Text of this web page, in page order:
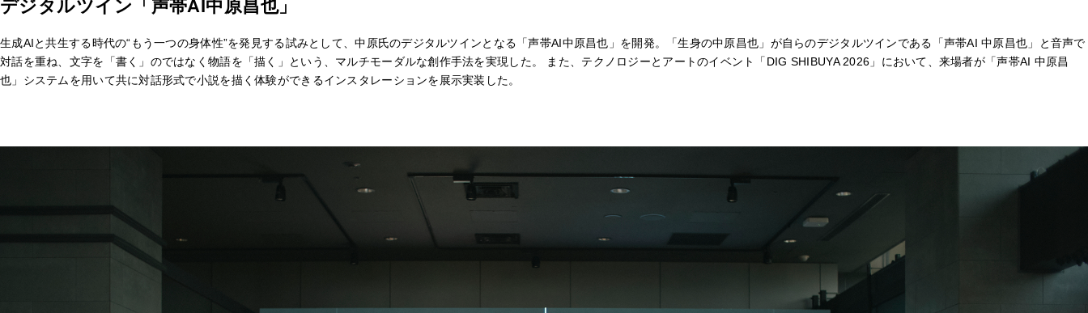
デジタルツイン「声帯AI中原昌也」
生成AIと共生する時代の“もう一つの身体性”を発見する試みとして、中原氏のデジタルツインとなる「声帯AI中原昌也」を開発。「生身の中原昌也」が自らのデジタルツインである「声帯AI 中原昌也」と音声で
対話を重ね、文字を「書く」のではなく物語を「描く」という、マルチモーダルな創作手法を実現した。 また、テクノロジーとアートのイベント「DIG SHIBUYA 2026」において、来場者が「声帯AI 中原昌
也」システムを用いて共に対話形式で小説を描く体験ができるインスタレーションを展示実装した。